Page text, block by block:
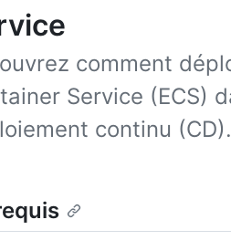
comment
Service (ECS)
continu (CD).